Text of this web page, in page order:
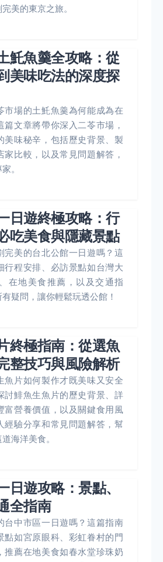
美的東京之旅。
魠魚羹全攻略：從
美味吃法的深度探
市場的土魠魚羹為何能成為在
篇文章將帶你深入二苓市場，
美味秘辛，包括歷史背景、製
家比較，以及常見問題解答，
。
日遊終極攻略：行
吃美食與隱藏景點
完美的台北公館一日遊嗎？這
行程安排、必訪景點如台灣大
在地美食推薦，以及交通指
疑問，讓你輕鬆玩透公館！
終極指南：從選魚
整技巧與風險解析
魚片如何製作才既美味又安全
討鯡魚生魚片的歷史背景、詳
富營養價值，以及關鍵食用風
經驗分享和常見問題解答，幫
海洋美食。
日遊攻略：景點、
全指南
台中市區一日遊嗎？這篇指南
點如宮原眼科、彩虹眷村的門
推薦在地美食如春水堂珍珠奶